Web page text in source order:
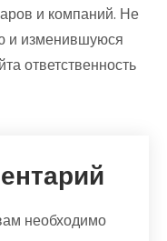
и компаний. Не
и изменившуюся
ответственность
необходимо